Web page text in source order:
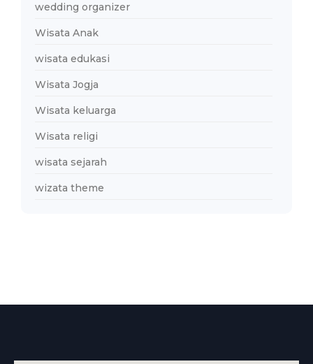
wedding organizer
Wisata Anak
wisata edukasi
Wisata Jogja
Wisata keluarga
Wisata religi
wisata sejarah
wizata theme